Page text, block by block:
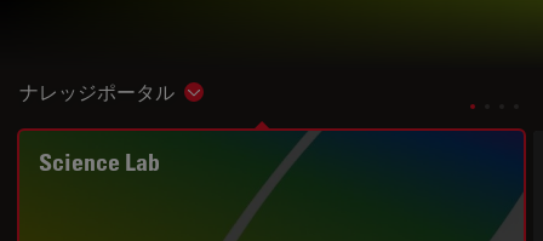
ナレッジポータル Show subnavigation
Science Lab